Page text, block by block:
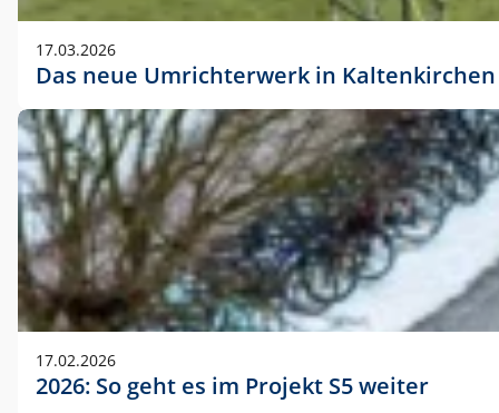
17.03.2026
Das neue Umrichterwerk in Kaltenkirchen
17.02.2026
2026: So geht es im Projekt S5 weiter